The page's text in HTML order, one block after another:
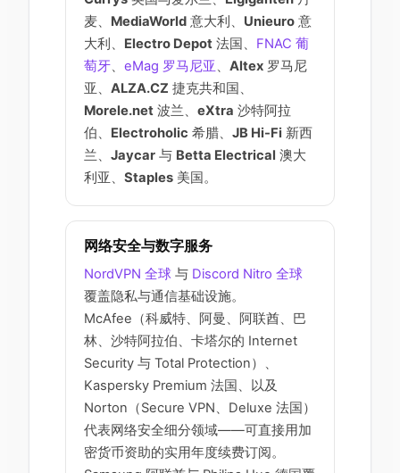
麦、 MediaWorld 意大利、 Unieuro 意
大利、 Electro Depot 法国、 FNAC 葡
萄牙、 eMag 罗马尼亚 、 Altex 罗马尼
亚、 ALZA.CZ 捷克共和国、
Morele.net 波兰、 eXtra 沙特阿拉
伯、 Electroholic 希腊、 JB Hi-Fi 新西
兰、 Jaycar 与 Betta Electrical 澳大
利亚、 Staples 美国。
网络安全与数字服务
NordVPN 全球 与 Discord Nitro 全球
覆盖隐私与通信基础设施。
McAfee（科威特、阿曼、阿联酋、巴
林、沙特阿拉伯、卡塔尔的 Internet
Security 与 Total Protection）、
Kaspersky Premium 法国、以及
Norton（Secure VPN、Deluxe 法国）
代表网络安全细分领域——可直接用加
密货币资助的实用年度续费订阅。